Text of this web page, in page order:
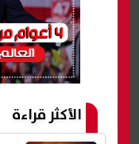
الأكثر قراءة